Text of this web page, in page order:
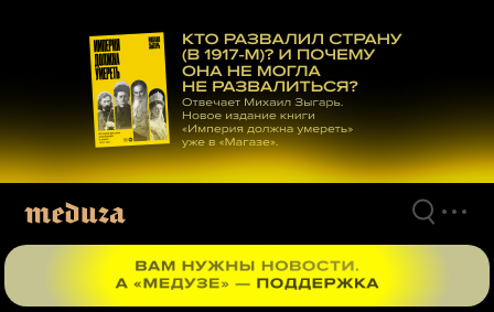
материалам